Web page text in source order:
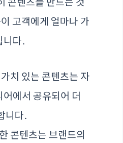
고객에게 얼마나 가
니다.
가치 있는 콘텐츠는 자
에서 공유되어 더
니다.
콘텐츠는 브랜드의